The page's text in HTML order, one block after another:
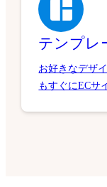
テンプレ
お好きなデザ
もすぐにECサ